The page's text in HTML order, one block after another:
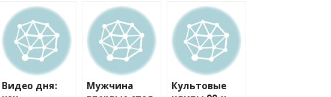
Видео дня:
Мужчина
Культовые